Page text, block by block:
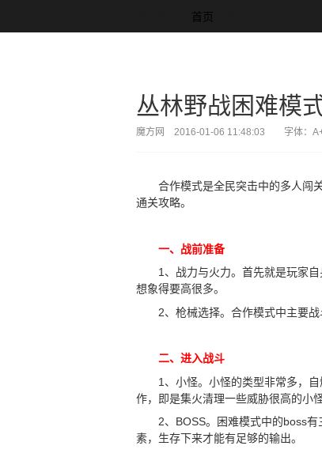
首页
丛林野战困难模
魔方网 2016-01-06 11:48:03 字体：
合作模式是全民突击中的多人闯关
通关攻略。
一、战前准备
1、战力与火力。首先就是玩家自
想象得要高很多。
2、枪械选择。合作模式中主要战
二、进入战斗
1、小怪。小怪的类型非常多，自
作，即是集火清理一些威胁很高的小怪
2、BOSS。困难模式中的boss有
素，生存下来才能有足够的输出。